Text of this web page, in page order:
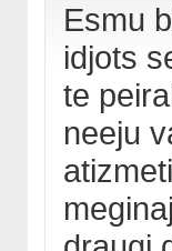
Esmu
idjots
te
neeju